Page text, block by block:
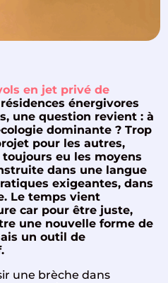
en jet privé de
énergivores
une question revient : à
dominante ? Trop
pour les autres,
eu les moyens
dans une langue
exigeantes, dans
Le temps vient
car pour être juste,
une nouvelle forme de
un outil de
une brèche dans